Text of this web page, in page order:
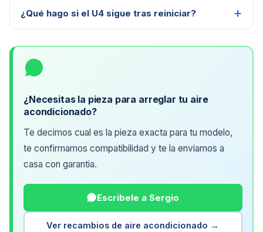
¿Qué hago si el U4 sigue tras reiniciar?
¿Necesitas la pieza para arreglar tu aire
acondicionado?
Te decimos cual es la pieza exacta para tu modelo,
te confirmamos compatibilidad y te la enviamos a
casa con garantia.
Escribele a Sergio
Ver recambios de aire acondicionado →